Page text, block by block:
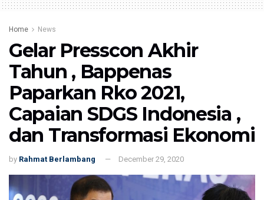
Home News
Gelar Presscon Akhir
Tahun , Bappenas
Paparkan Rko 2021,
Capaian SDGS Indonesia ,
dan Transformasi Ekonomi
by Rahmat Berlambang December 29, 2020